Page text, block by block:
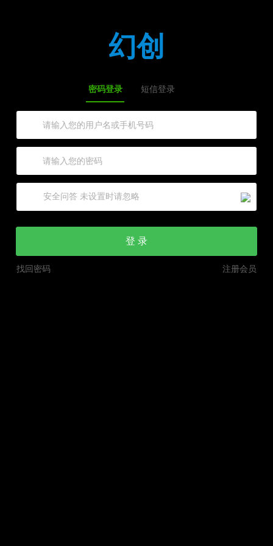
幻创
密码登录 短信登录
登 录
注册会员
找回密码